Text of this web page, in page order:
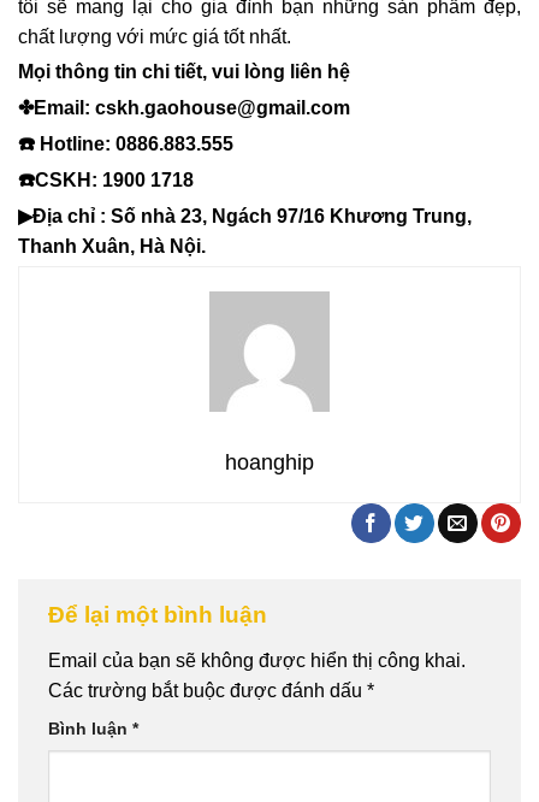
tôi sẽ mang lại cho gia đình bạn những sản phẩm đẹp,
chất lượng với mức giá tốt nhất.
Mọi thông tin chi tiết, vui lòng liên hệ
✤Email: cskh.gaohouse@gmail.com
☎️ Hotline: 0886.883.555
☎️CSKH: 1900 1718
▶Địa chỉ : Số nhà 23, Ngách 97/16 Khương Trung,
Thanh Xuân, Hà Nội.
hoanghip
Để lại một bình luận
Email của bạn sẽ không được hiển thị công khai.
Các trường bắt buộc được đánh dấu *
Bình luận *